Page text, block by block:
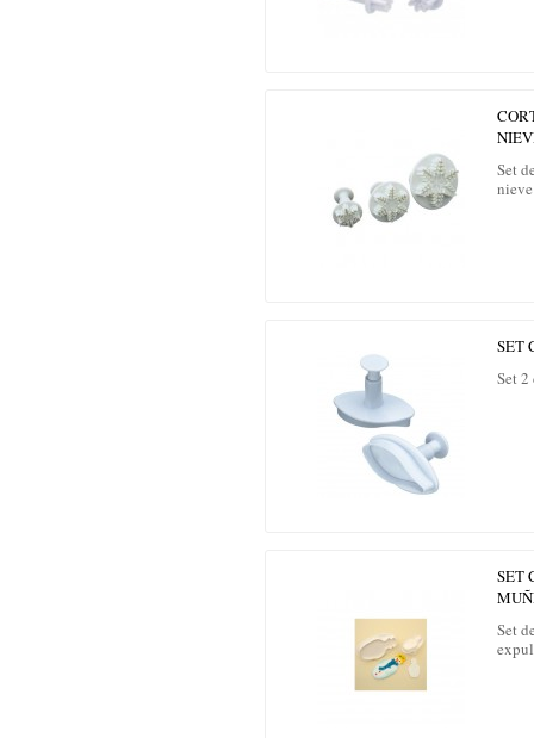
Set
SET
Set
SET
Set